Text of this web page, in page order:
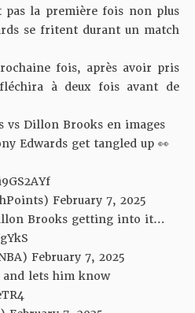
pas la première fois non plus
se fritent durant un match
fois, après avoir pris
à deux fois avant de
vs Dillon Brooks en images
Edwards get tangled up 👀
February 7, 2025
Brooks getting into it…
February 7, 2025
lets him know